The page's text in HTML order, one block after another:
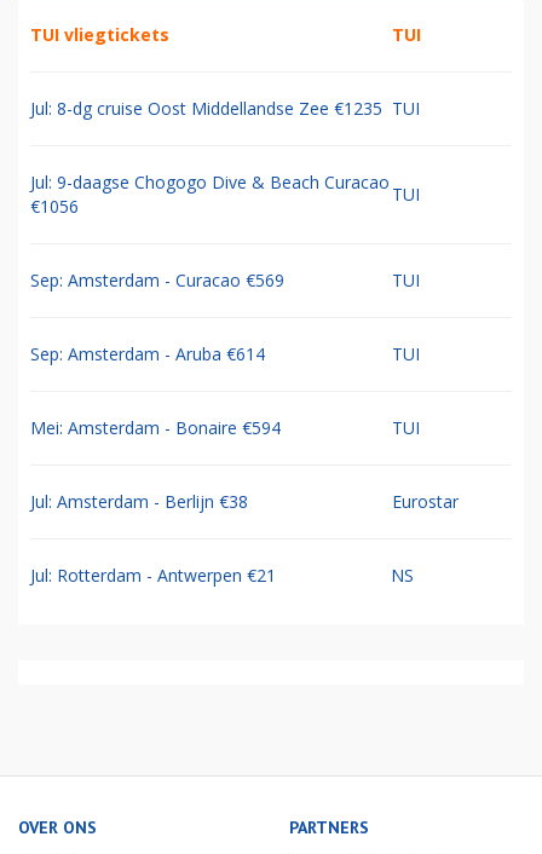
TUI vliegtickets TUI
Jul: 8-dg cruise Oost Middellandse Zee €1235 TUI
Jul: 9-daagse Chogogo Dive & Beach Curacao
€1056
TUI
Sep: Amsterdam - Curacao €569 TUI
Sep: Amsterdam - Aruba €614 TUI
Mei: Amsterdam - Bonaire €594 TUI
Jul: Amsterdam - Berlijn €38 Eurostar
Jul: Rotterdam - Antwerpen €21 NS
OVER ONS PARTNERS